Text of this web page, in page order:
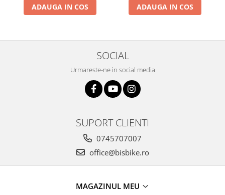
ADAUGA IN COS ADAUGA IN COS
SOCIAL
Urmareste-ne in social media
SUPORT CLIENTI
0745707007
office@bisbike.ro
MAGAZINUL MEU